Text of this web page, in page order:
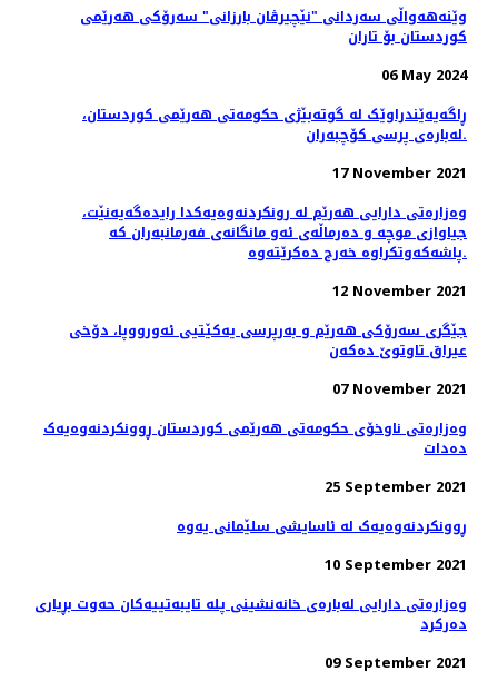
وێنه‌هه‌واڵی سه‌ردانی "نێچیرڤان بارزانی" سەرۆکی هەرێمی
کوردستان بۆ تاران
06 May 2024
ڕاگەیەێندراوێک لە گوتەبێژی حکومەتی ھەرێمی کوردستان،
لەبارەی پرسی کۆچبەران.
17 November 2021
وەزارەتی دارایی هەرێم لە رونکردنەوەیەکدا رایدەگەیەنێت،
جیاوازی موچە و دەرماڵەی ئەو مانگانەی فەرمانبەران کە
پاشەکەوتکراوە خەرج دەکرێتەوە.
12 November 2021
جێگری سەرۆکی هەرێم و بەرپرسی یەکێتیی ئەورووپا، دۆخى
عيراق تاوتوێ ده‌كه‌ن
07 November 2021
وەزارەتی ناوخۆی حکومەتی هەرێمی کوردستان ڕوونکردنەوەیەک
دەدات
25 September 2021
ڕوونکردنەوەیەک لە ئاسایشی سلێمانی یەوە
10 September 2021
وەزارەتی دارایی لەبارەی خانەنشینی پلە تایبەتییەکان حەوت بڕیاری
دەرکرد
09 September 2021